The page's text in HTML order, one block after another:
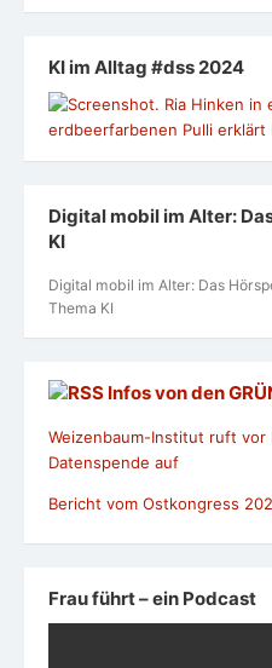
KI im Alltag #dss 2024
Digital mobil im Alter:
KI
Digital mobil im Alter: Das
Thema KI
Infos von den
Weizenbaum-Institut ruft vor
Datenspende auf
Bericht vom Ostkongress
Frau führt – ein Podcast